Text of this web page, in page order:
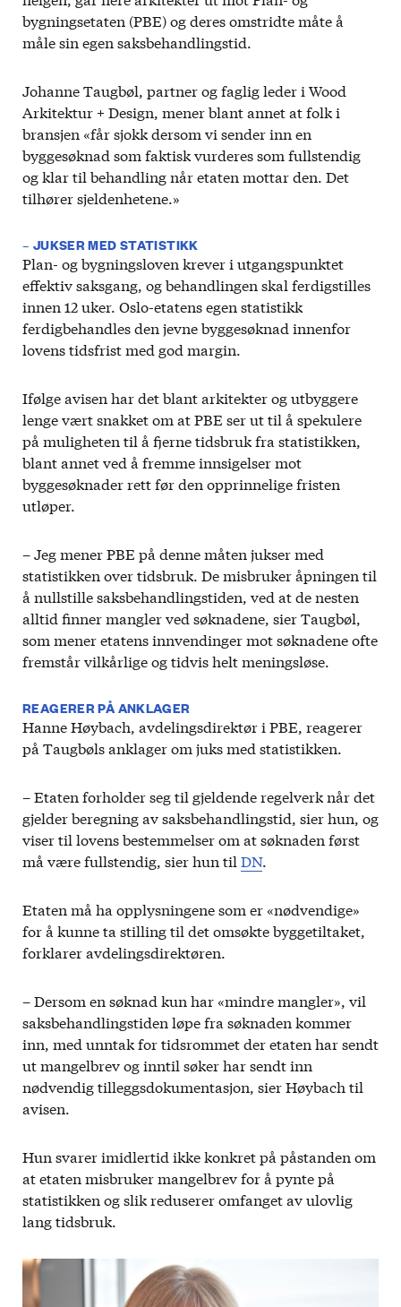
bygningsetaten (PBE) og deres omstridte måte å
måle sin egen saksbehandlingstid.
Johanne Taugbøl, partner og faglig leder i Wood
Arkitektur + Design, mener blant annet at folk i
bransjen «får sjokk dersom vi sender inn en
byggesøknad som faktisk vurderes som fullstendig
og klar til behandling når etaten mottar den. Det
tilhører sjeldenhetene.»
– JUKSER MED STATISTIKK
Plan- og bygningsloven krever i utgangspunktet
effektiv saksgang, og behandlingen skal ferdigstilles
innen 12 uker. Oslo-etatens egen statistikk
ferdigbehandles den jevne byggesøknad innenfor
lovens tidsfrist med god margin.
Ifølge avisen har det blant arkitekter og utbyggere
lenge vært snakket om at PBE ser ut til å spekulere
på muligheten til å fjerne tidsbruk fra statistikken,
blant annet ved å fremme innsigelser mot
byggesøknader rett før den opprinnelige fristen
utløper.
– Jeg mener PBE på denne måten jukser med
statistikken over tidsbruk. De misbruker åpningen til
å nullstille saksbehandlingstiden, ved at de nesten
alltid finner mangler ved søknadene, sier Taugbøl,
som mener etatens innvendinger mot søknadene ofte
fremstår vilkårlige og tidvis helt meningsløse.
REAGERER PÅ ANKLAGER
Hanne Høybach, avdelingsdirektør i PBE, reagerer
på Taugbøls anklager om juks med statistikken.
– Etaten forholder seg til gjeldende regelverk når det
gjelder beregning av saksbehandlingstid, sier hun, og
viser til lovens bestemmelser om at søknaden først
må være fullstendig, sier hun til DN.
Etaten må ha opplysningene som er «nødvendige»
for å kunne ta stilling til det omsøkte byggetiltaket,
forklarer avdelingsdirektøren.
– Dersom en søknad kun har «mindre mangler», vil
saksbehandlingstiden løpe fra søknaden kommer
inn, med unntak for tidsrommet der etaten har sendt
ut mangelbrev og inntil søker har sendt inn
nødvendig tilleggsdokumentasjon, sier Høybach til
avisen.
Hun svarer imidlertid ikke konkret på påstanden om
at etaten misbruker mangelbrev for å pynte på
statistikken og slik reduserer omfanget av ulovlig
lang tidsbruk.